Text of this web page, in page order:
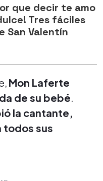
que decir te amo
Tres fáciles
San Valentín
Mon Laferte
de su bebé.
la cantante,
todos sus